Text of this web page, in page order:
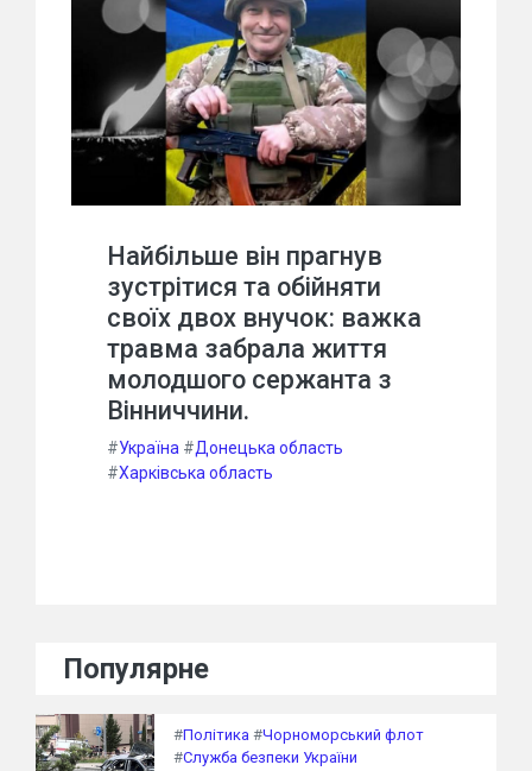
Найбільше він прагнув
зустрітися та обійняти
своїх двох внучок: важка
травма забрала життя
молодшого сержанта з
Вінниччини.
#Україна #Донецька область
#Харківська область
Популярне
#Політика #Чорноморський флот
#Служба безпеки України